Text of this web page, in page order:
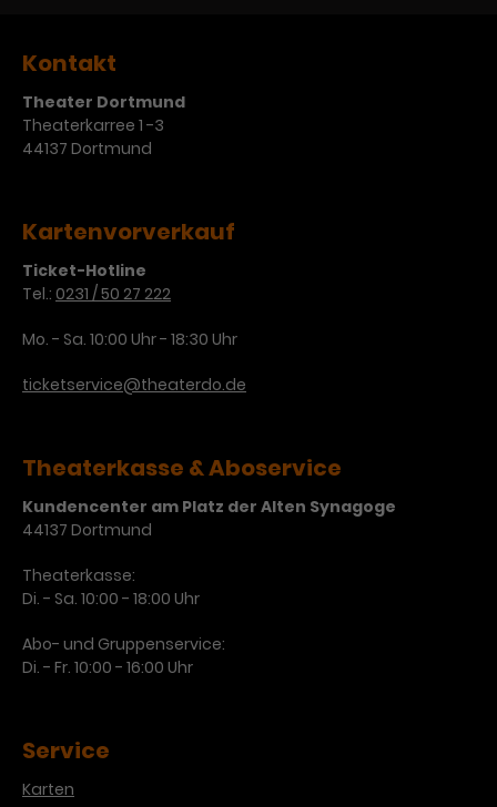
Kontakt
Theater Dortmund
Theaterkarree 1 -3
44137 Dortmund
Kartenvorverkauf
Ticket-Hotline
Tel.: 0231 / 50 27 222
Mo. - Sa. 10:00 Uhr - 18:30 Uhr
ticketservice@theaterdo.de
Theaterkasse & Aboservice
Kundencenter am Platz der Alten Synagoge
44137 Dortmund
Theaterkasse:
Di. - Sa. 10:00 - 18:00 Uhr
Abo- und Gruppenservice:
Di. - Fr. 10:00 - 16:00 Uhr
Service
Karten